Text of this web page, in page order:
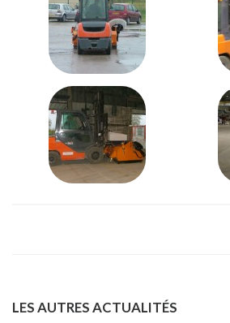
LES AUTRES ACTUALITÉS